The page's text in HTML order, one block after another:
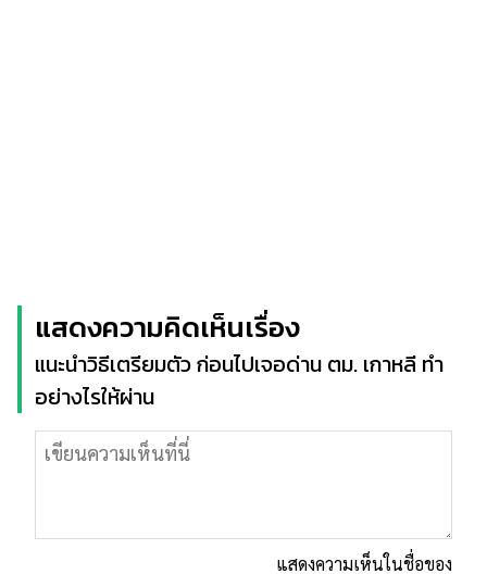
แสดงความคิดเห็นเรื่อง
แนะนำวิธีเตรียมตัว ก่อนไปเจอด่าน ตม. เกาหลี ทำ
อย่างไรให้ผ่าน
แสดงความเห็นในชื่อของ